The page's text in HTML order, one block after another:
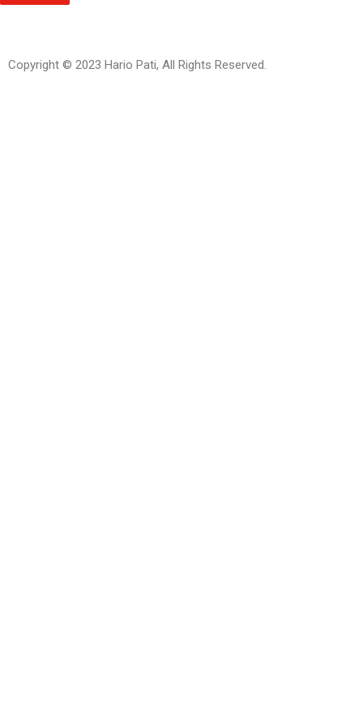
Copyright © 2023 Hario Pati, All Rights Reserved.